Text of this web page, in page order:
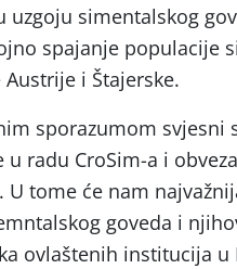
simentalskog
spajanje populacije
i Štajerske.
sporazumom svjesni
radu CroSim-a i
tome će nam
goveda i
ovlaštenih institucija u